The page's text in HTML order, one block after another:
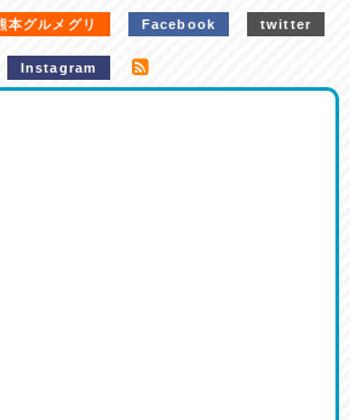
本グルメグリ Facebook twitter
Instagram